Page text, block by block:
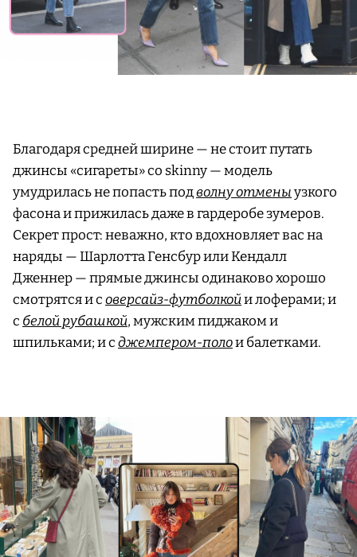
Благодаря средней ширине — не стоит путать
джинсы «сигареты» со skinny — модель
умудрилась не попасть подволну отменыузкого
фасона и прижилась даже в гардеробе зумеров.
Секрет прост: неважно, кто вдохновляет вас на
наряды — Шарлотта Генсбур или Кендалл
Дженнер — прямые джинсы одинаково хорошо
смотрятся и соверсайз-футболкойи лоферами; и
с белой рубашкой, мужским пиджаком и
шпильками; и сджемпером-полои балетками.